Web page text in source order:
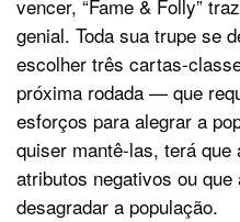
vencer, “Fame & Folly”
genial. Toda sua trupe se
escolher três cartas-
próxima rodada — que
esforços para alegrar a
quiser mantê-las, terá
atributos negativos ou
desagradar a população.